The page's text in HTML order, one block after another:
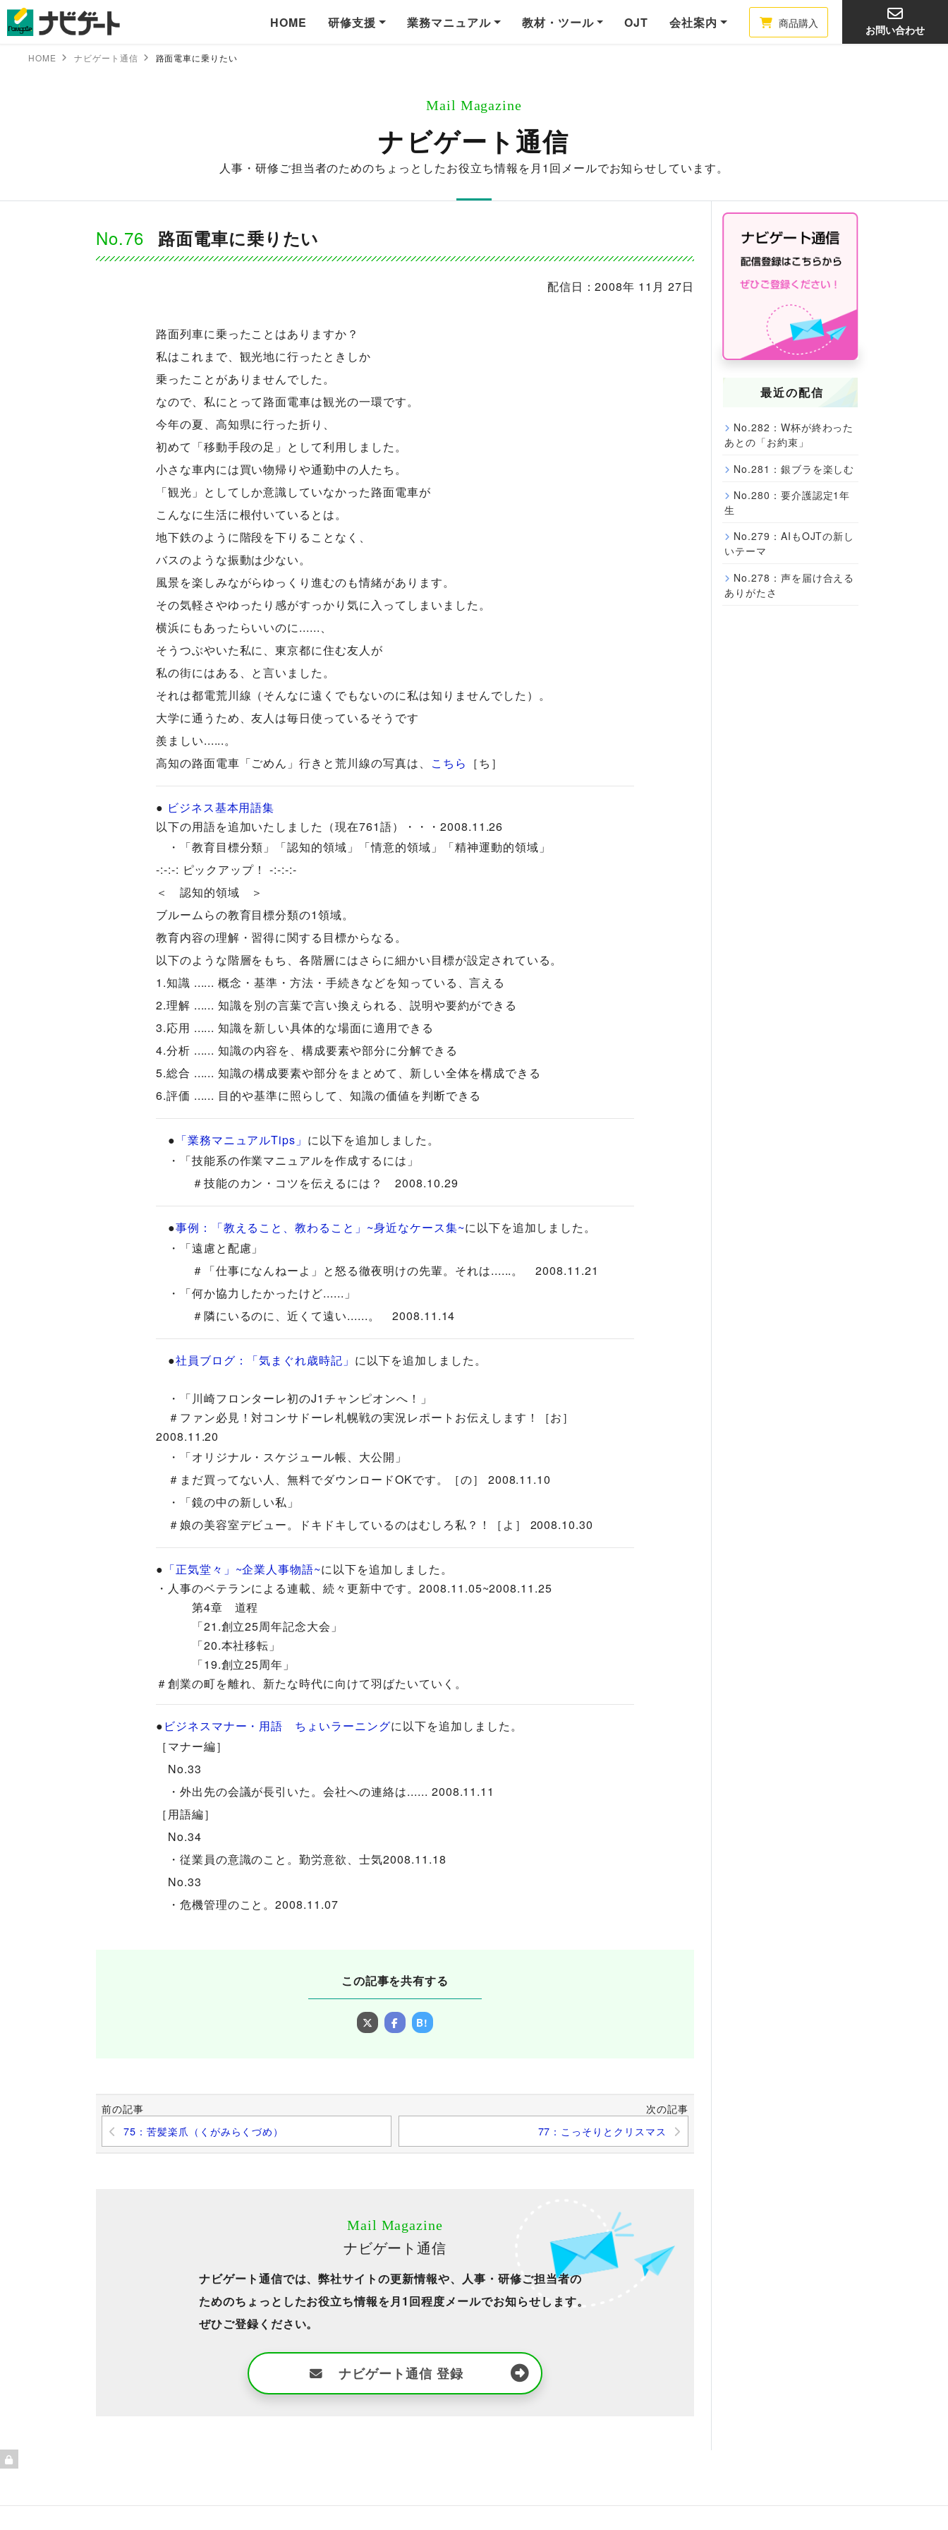
HOME 研修支援 業務マニュアル 教材・ツール OJT 会社案内 商品購入
お問い合わせ
HOME ナビゲート通信 路面電車に乗りたい
Mail Magazine
ナビゲート通信
人事・研修ご担当者のためのちょっとしたお役立ち情報を月1回メールでお知らせしています。
No.76 路面電車に乗りたい
配信日：2008年 11月 27日
路面列車に乗ったことはありますか？
私はこれまで、観光地に行ったときしか
乗ったことがありませんでした。
なので、私にとって路面電車は観光の一環です。
今年の夏、高知県に行った折り、
初めて「移動手段の足」として利用しました。
小さな車内には買い物帰りや通勤中の人たち。
「観光」としてしか意識していなかった路面電車が
こんなに生活に根付いているとは。
地下鉄のように階段を下りることなく、
バスのような振動は少ない。
風景を楽しみながらゆっくり進むのも情緒があります。
その気軽さやゆったり感がすっかり気に入ってしまいました。
横浜にもあったらいいのに......、
そうつぶやいた私に、東京都に住む友人が
私の街にはある、と言いました。
それは都電荒川線（そんなに遠くでもないのに私は知りませんでした）。
大学に通うため、友人は毎日使っているそうです
羨ましい......。
高知の路面電車「ごめん」行きと荒川線の写真は、 こちら ［ち］
● ビジネス基本用語集
以下の用語を追加いたしました（現在761語）・・・2008.11.26
・「教育目標分類」「認知的領域」「情意的領域」「精神運動的領域」
-:-:-: ピックアップ！ -:-:-:-
＜ 認知的領域 ＞
ブルームらの教育目標分類の1領域。
教育内容の理解・習得に関する目標からなる。
以下のような階層をもち、各階層にはさらに細かい目標が設定されている。
1.知識 ...... 概念・基準・方法・手続きなどを知っている、言える
2.理解 ...... 知識を別の言葉で言い換えられる、説明や要約ができる
3.応用 ...... 知識を新しい具体的な場面に適用できる
4.分析 ...... 知識の内容を、構成要素や部分に分解できる
5.総合 ...... 知識の構成要素や部分をまとめて、新しい全体を構成できる
6.評価 ...... 目的や基準に照らして、知識の価値を判断できる
● 「業務マニュアルTips」 に以下を追加しました。
・「技能系の作業マニュアルを作成するには」
＃技能のカン・コツを伝えるには？ 2008.10.29
●事例：「教えること、教わること」~身近なケース集~に以下を追加しました。
・「遠慮と配慮」
＃「仕事になんねーよ」と怒る徹夜明けの先輩。それは......。 2008.11.21
・「何か協力したかったけど......」
＃隣にいるのに、近くて遠い......。 2008.11.14
●社員ブログ：「気まぐれ歳時記」 に以下を追加しました。
・「川崎フロンターレ初のJ1チャンピオンへ！」
＃ファン必見！対コンサドーレ札幌戦の実況レポートお伝えします！［お］
2008.11.20
・「オリジナル・スケジュール帳、大公開」
＃まだ買ってない人、無料でダウンロードOKです。［の］ 2008.11.10
・「鏡の中の新しい私」
＃娘の美容室デビュー。ドキドキしているのはむしろ私？！［よ］ 2008.10.30
● 「正気堂々」~企業人事物語~に以下を追加しました。
・人事のベテランによる連載、続々更新中です。2008.11.05~2008.11.25
第4章 道程
「21.創立25周年記念大会」
「20.本社移転」
「19.創立25周年」
＃創業の町を離れ、新たな時代に向けて羽ばたいていく。
● ビジネスマナー・用語 ちょいラーニングに以下を追加しました。
［マナー編］
No.33
・外出先の会議が長引いた。会社への連絡は...... 2008.11.11
［用語編］
No.34
・従業員の意識のこと。勤労意欲、士気2008.11.18
No.33
・危機管理のこと。2008.11.07
この記事を共有する
B!
前の記事
75：苦髪楽爪（くがみらくづめ）
次の記事
77：こっそりとクリスマス
Mail Magazine
ナビゲート通信
ナビゲート通信では、弊社サイトの更新情報や、人事・研修ご担当者の
ためのちょっとしたお役立ち情報を月1回程度メールでお知らせします。
ぜひご登録ください。
ナビゲート通信 登録
最近の配信
No.282：W杯が終わった
あとの「お約束」
No.281：銀ブラを楽しむ
No.280：要介護認定1年
生
No.279：AIもOJTの新し
いテーマ
No.278：声を届け合える
ありがたさ